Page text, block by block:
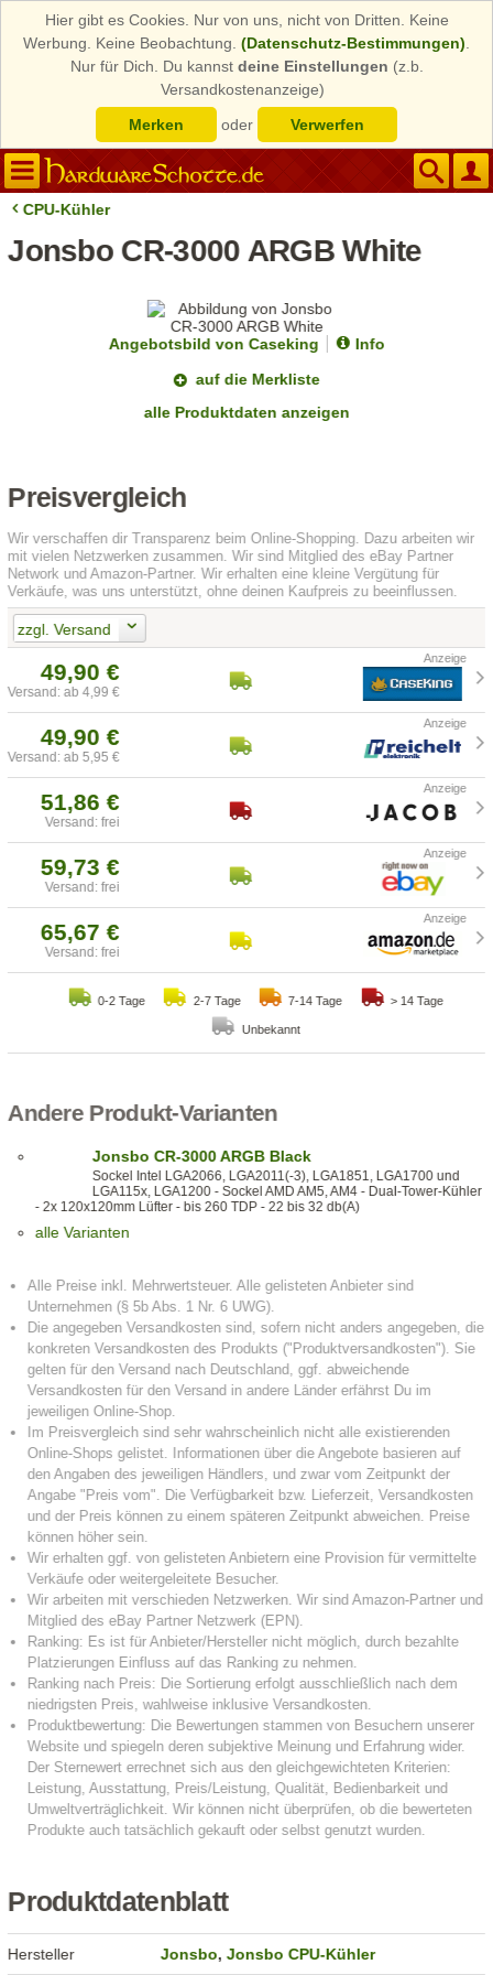
Hier gibt es Cookies. Nur von uns, nicht von Dritten. Keine
Werbung. Keine Beobachtung. (Datenschutz-Bestimmungen)
Nur für Dich. Du kannst deine Einstellungen (z.b.
Versandkostenanzeige)
Merken
oder Verwerfen
CPU-Kühler
Jonsbo CR-3000 ARGB White
Angebotsbild von Caseking
Info
auf die Merkliste
alle Produktdaten anzeigen
Preisvergleich
Wir verschaffen dir Transparenz beim Online-Shopping. Dazu arbeiten wir
mit vielen Netzwerken zusammen. Wir sind Mitglied des eBay Partner
Network und Amazon-Partner. Wir erhalten eine kleine Vergütung für
Verkäufe, was uns unterstützt, ohne deinen Kaufpreis zu beeinflussen.
zzgl. Versand
49,90 €
Versand: ab 4,99 €
49,90 €
Versand: ab 5,95 €
51,86 €
Versand: frei
59,73 €
Versand: frei
65,67 €
Versand: frei
0-2 Tage 2-7 Tage 7-14 Tage > 14 Tage
Unbekannt
Andere Produkt-Varianten
Jonsbo CR-3000 ARGB Black
Sockel Intel LGA2066, LGA2011(-3), LGA1851, LGA1700 und
LGA115x, LGA1200 - Sockel AMD AM5, AM4 - Dual-Tower-Kühler
- 2x 120x120mm Lüfter - bis 260 TDP - 22 bis 32 db(A)
alle Varianten
Produktdatenblatt
Hersteller Jonsbo,Jonsbo CPU-Kühler